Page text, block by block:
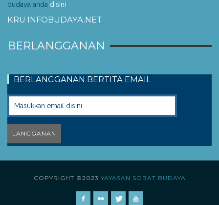
budaya anda disini
KRU INFOBUDAYA.NET
BERLANGGANAN
BERLANGGANAN BERTITA EMAIL
COPYRIGHT ©2023 YAYASAN SOBAT BUDAYA